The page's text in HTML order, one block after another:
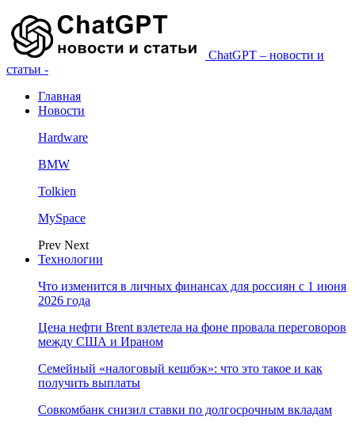
ChatGPT – новости и
статьи -
Главная
Новости
Hardware
BMW
Tolkien
MySpace
Prev Next
Технологии
Что изменится в личных финансах для россиян с 1 июня
2026 года
Цена нефти Brent взлетела на фоне провала переговоров
между США и Ираном
Семейный «налоговый кешбэк»: что это такое и как
получить выплаты
Совкомбанк снизил ставки по долгосрочным вкладам